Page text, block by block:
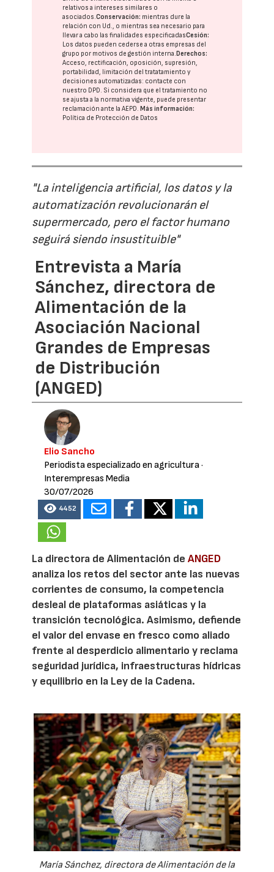
relativos a intereses similares o
asociados.Conservación: mientras dure la
relación con Ud., o mientras sea necesario para
llevar a cabo las finalidades especificadasCesión:
Los datos pueden cederse a otras empresas del
grupo por motivos de gestión interna. Derechos:
Acceso, rectificación, oposición, supresión,
portabilidad, limitación del tratatamiento y
decisiones automatizadas: contacte con
nuestro DPD. Si considera que el tratamiento no
se ajusta a la normativa vigente, puede presentar
reclamación ante laAEPD. Más información:
Política de Protección de Datos
"La inteligencia artificial, los datos y la
automatización revolucionarán el
supermercado, pero el factor humano
seguirá siendo insustituible"
Entrevista a María
Sánchez, directora de
Alimentación de la
Asociación Nacional
Grandes de Empresas
de Distribución
(ANGED)
Elio Sancho
Periodista especializado en agricultura·
Interempresas Media
30/07/2026
4452
La directora de Alimentación deANGED
analiza los retos del sector ante las nuevas
corrientes de consumo, la competencia
desleal de plataformas asiáticas y la
transición tecnológica. Asimismo, defiende
el valor del envase en fresco como aliado
frente al desperdicio alimentario y reclama
seguridad jurídica, infraestructuras hídricas
y equilibrio en la Ley de la Cadena.
María Sánchez, directora de Alimentación de la